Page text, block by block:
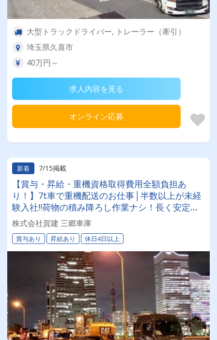
大型トラックドライバー, トレーラー（牽引）
埼玉県久喜市
40万円～
求人内容を見る
オンライン応募
新着 7/15掲載
【賞与・昇給・重機資格取得費用全額負担あ
り！】7t車で重機配送のお仕事│半数以上が未経
験入社‼荷物の積み降ろし作業ナシ！長く安定し
て働ける環境です！＊夜勤・休日出勤は希望者の
み！女性ドライバー“2名”活躍中◎
株式会社賀建 三郷車庫
賞与あり 昇給あり 休日4日以上